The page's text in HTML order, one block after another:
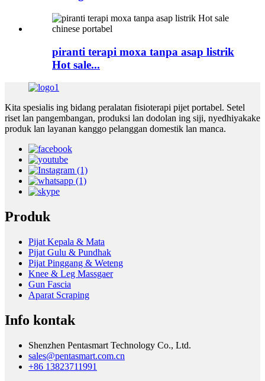
piranti terapi moxa tanpa asap listrik
Hot sale...
Kita spesialis ing bidang peralatan fisioterapi pijet portabel. Setel
riset lan pangembangan, produksi lan dodolan ing siji, nyedhiyakake
produk lan layanan kanggo pelanggan domestik lan manca.
Produk
Pijat Kepala & Mata
Pijat Gulu & Pundhak
Pijat Pinggang & Weteng
Knee & Leg Massgaer
Gun Fascia
Aparat Scraping
Info kontak
Shenzhen Pentasmart Technology Co., Ltd.
sales@pentasmart.com.cn
+86 13823711991